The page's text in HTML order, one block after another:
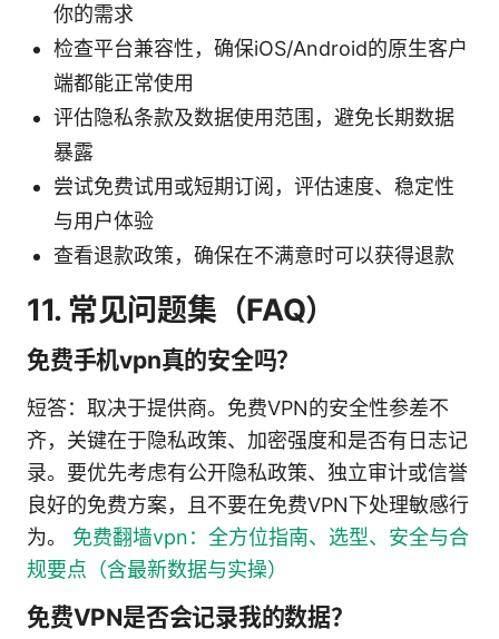
你的需求
检查平台兼容性，确保iOS/Android的原生客户
端都能正常使用
评估隐私条款及数据使用范围，避免长期数据
暴露
尝试免费试用或短期订阅，评估速度、稳定性
与用户体验
查看退款政策，确保在不满意时可以获得退款
11. 常见问题集（FAQ）
免费手机vpn真的安全吗？
短答：取决于提供商。免费VPN的安全性参差不
齐，关键在于隐私政策、加密强度和是否有日志记
录。要优先考虑有公开隐私政策、独立审计或信誉
良好的免费方案，且不要在免费VPN下处理敏感行
为。 免费翻墙vpn：全方位指南、选型、安全与合
规要点（含最新数据与实操）
免费VPN是否会记录我的数据？